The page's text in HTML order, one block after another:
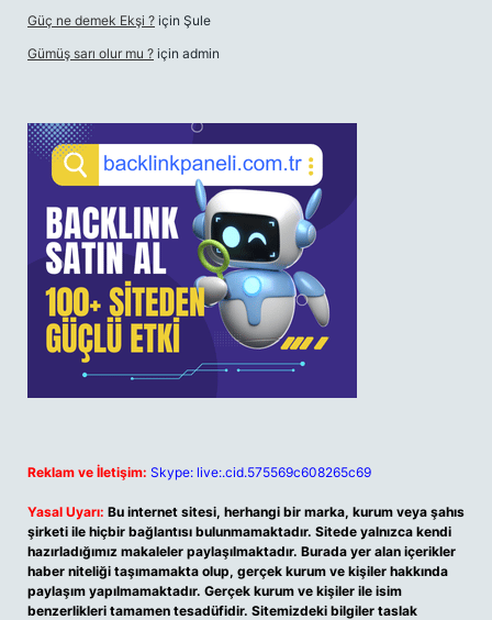
Güç ne demek Ekşi ? için Şule
Gümüş sarı olur mu ? için admin
Reklam ve İletişim: Skype: live:.cid.575569c608265c69
Yasal Uyarı: Bu internet sitesi, herhangi bir marka, kurum veya şahıs
şirketi ile hiçbir bağlantısı bulunmamaktadır. Sitede yalnızca kendi
hazırladığımız makaleler paylaşılmaktadır. Burada yer alan içerikler
haber niteliği taşımamakta olup, gerçek kurum ve kişiler hakkında
paylaşım yapılmamaktadır. Gerçek kurum ve kişiler ile isim
benzerlikleri tamamen tesadüfidir. Sitemizdeki bilgiler taslak